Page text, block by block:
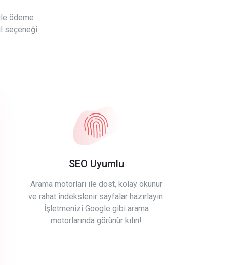
ödeme
seçeneği
SEO Uyumlu
Arama motorları ile dost, kolay okunur
ve rahat indekslenir sayfalar hazırlayın.
İşletmenizi Google gibi arama
motorlarında görünür kılın!